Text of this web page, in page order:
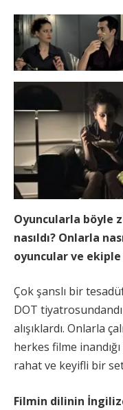
Oyuncularla böyle
nasıldı? Onlarla
oyuncular ve ekiple
Çok şanslı bir
DOT
alışıklardı. Onlarla
herkes filme
rahat ve keyifli bir
Filmin dilinin